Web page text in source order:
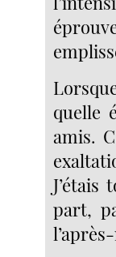
quelle
amis.
part,